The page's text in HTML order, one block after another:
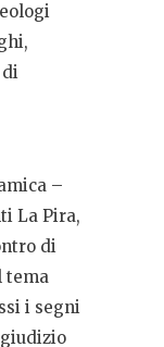
di
–
La Pira,
di
tema
i segni